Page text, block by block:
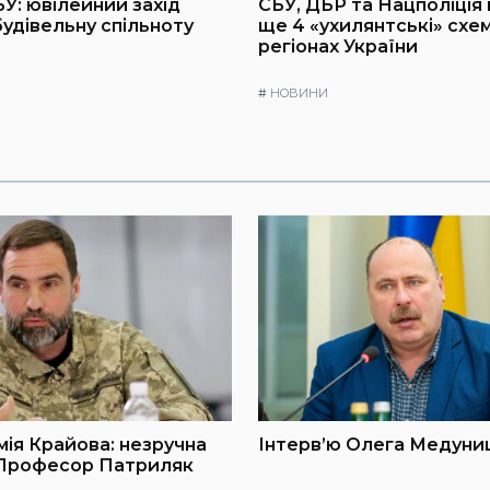
ювілейний захід
спільноту
СБУ, ДБР та Нацполіція
ще 4 «ухилянтські»
регіонах України
# НОВИНИ
Крайова: незручна
Патриляк
Інтерв’ю Олега